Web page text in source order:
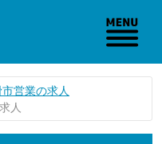
営業の求人
人